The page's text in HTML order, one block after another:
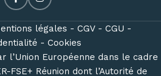
légales - CGV - CGU -
- Cookies
l’Union Européenne dans le cadre
FSE+ Réunion dont l’Autorité de